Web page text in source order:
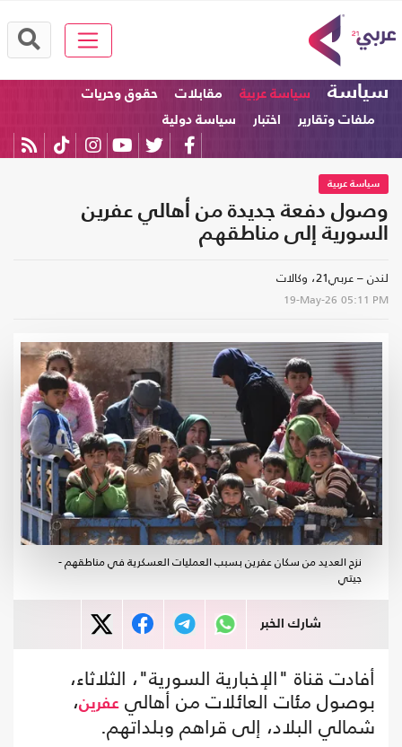
سياسة سياسة عربية مقابلات
حقوق وحريات
ملفات وتقارير
اختبار سياسة دولية
سياسة عربية
وصول دفعة جديدة من أهالي عفرين
السورية إلى مناطقهم
لندن – عربي21، وكالات
19-May-26 05:11 PM
نزح العديد من سكان عفرين بسبب العمليات العسكرية في مناطقهم -
جيتي
شارك الخبر
أفادت قناة "الإخبارية السورية"، الثلاثاء،
بوصول مئات العائلات من أهالي عفرين،
شمالي البلاد، إلى قراهم وبلداتهم.